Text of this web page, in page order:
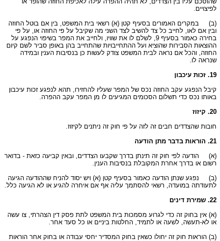
לפיצויים.
(ב)
במקרים האמורים בסעיף קטן (א) רשאי בית המשפט, בין אם בוטל החוזה
ובין אם לאו, לחייב כל צד להשיב לצד השני מה שקיבל על פי החוזה או, על פי
בחירה כאמור בסעיף 9, לשלם לו את שוויו, ולחייב את המפר בשיפוי הנפגע על
ההוצאות הסבירות שהוציא ועל ההתחייבויות שהתחייב בהן באופן סביר לשם קיום
החוזה, והכל אם נראה לבית המשפט צודק לעשות כן בנסיבות הענין ובמידה
שנראה לו.
19. זכות עיכבון
קיבל הנפגע עקב החוזה נכס של המפר שעליו להחזירו, תהא לנפגע זכות עיכבון
באותו נכס כדי תשלום הסכומים המגיעים לו מן המפר עקב ההפרה.
20. קיזוז
חובות שהצדדים חבים זה לזה על פי חוק זה ניתנים לקיזוז.
21. הוראות בדבר מתן הודעה
(א)
הודעה לפי חוק זה תינתן בדרך שקבעו הצדדים, ובאין קביעה כזאת - בדואר
רשום או בדרך אחרת המקובלת בנסיבות הענין.
(ב)
נפגע שנתן הודעה כאמור בסעיף קטן (א) ויש יסוד להניח שההודעה הגיעה
לתעודתה במועדה, רשאי להסתמך עליה אף אם איחרה להגיע או לא הגיעה כלל.
22. שמירת דינים
(א) אין בחוק זה כדי לגרוע מסמכות בית המשפט לתת פסק דין הצהרתי, צו עשה
או לא-תעשה, לשעה או לתמיד, החלטות ביניים או כל סעד אחר.
(ב) הוראות חוק זה יחולו כשאין בחוק המסדיר יחסי עבודה או בחוק אחר הוראות